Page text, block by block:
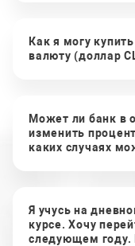
Как я могу
валюту (доллар
Может ли банк в
изменить
каких случаях
Я учусь на
курсе. Хочу
следующем